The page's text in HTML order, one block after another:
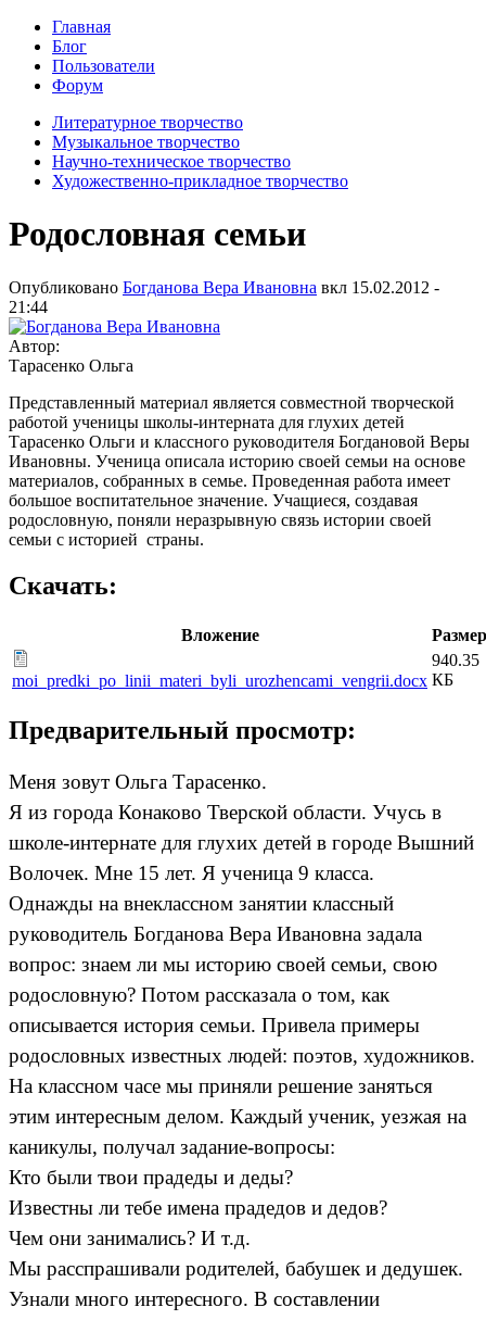
Главная
Блог
Пользователи
Форум
Литературное творчество
Музыкальное творчество
Научно-техническое творчество
Художественно-прикладное творчество
Родословная семьи
Опубликовано Богданова Вера Ивановна вкл 15.02.2012 -
21:44
Автор:
Тарасенко Ольга
Представленный материал является совместной творческой
работой ученицы школы-интерната для глухих детей
Тарасенко Ольги и классного руководителя Богдановой Веры
Ивановны. Ученица описала историю своей семьи на основе
материалов, собранных в семье. Проведенная работа имеет
большое воспитательное значение. Учащиеся, создавая
родословную, поняли неразрывную связь истории своей
семьи с историей страны.
Скачать:
Вложение Размер
moi_predki_po_linii_materi_byli_urozhencami_vengrii.docx
940.35
КБ
Предварительный просмотр:
Меня зовут Ольга Тарасенко.
Я из города Конаково Тверской области. Учусь в
школе-интернате для глухих детей в городе Вышний
Волочек. Мне 15 лет. Я ученица 9 класса.
Однажды на внеклассном занятии классный
руководитель Богданова Вера Ивановна задала
вопрос: знаем ли мы историю своей семьи, свою
родословную? Потом рассказала о том, как
описывается история семьи. Привела примеры
родословных известных людей: поэтов, художников.
На классном часе мы приняли решение заняться
этим интересным делом. Каждый ученик, уезжая на
каникулы, получал задание-вопросы:
Кто были твои прадеды и деды?
Известны ли тебе имена прадедов и дедов?
Чем они занимались? И т.д.
Мы расспрашивали родителей, бабушек и дедушек.
Узнали много интересного. В составлении